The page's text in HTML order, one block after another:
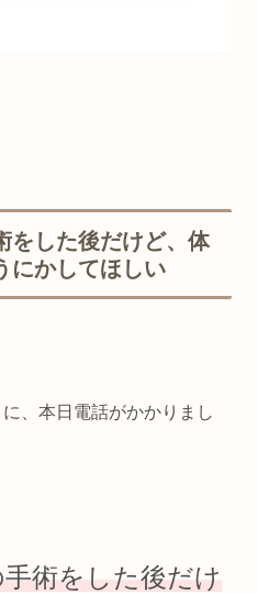
をした後だけど、体
にかしてほしい
、本日電話がかかりまし
術をした後だけ